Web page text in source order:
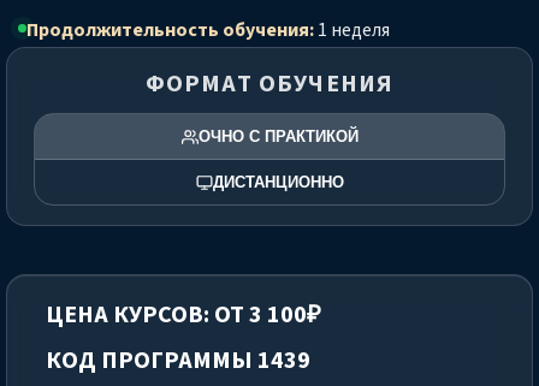
Продолжительность обучения:1 неделя
ФОРМАТ ОБУЧЕНИЯ
ОЧНО С ПРАКТИКОЙ
ДИСТАНЦИОННО
ЦЕНА КУРСОВ: ОТ 3 100₽
КОД ПРОГРАММЫ 1439